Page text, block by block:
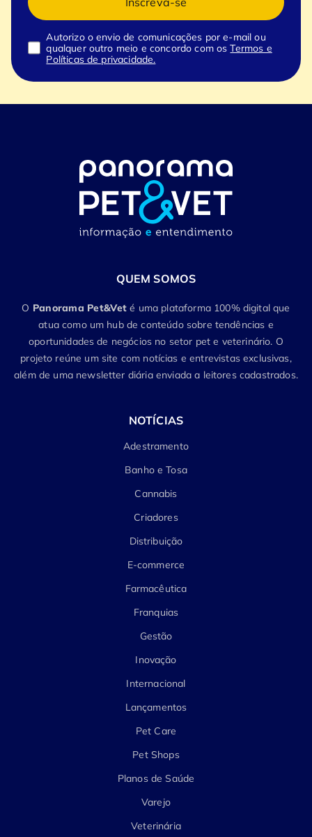
Autorizo o envio de comunicações por e-mail ou
qualquer outro meio e concordo com osTermos e
Políticas de privacidade.
QUEM SOMOS
O Panorama Pet&Vet é uma plataforma 100% digital que
atua como um hub de conteúdo sobre tendências e
oportunidades de negócios no setor pet e veterinário. O
projeto reúne um site com notícias e entrevistas exclusivas,
além de uma newsletter diária enviada a leitores cadastrados.
NOTÍCIAS
Adestramento
Banho e Tosa
Cannabis
Criadores
Distribuição
E-commerce
Farmacêutica
Franquias
Gestão
Inovação
Internacional
Lançamentos
Pet Care
Pet Shops
Planos de Saúde
Varejo
Veterinária